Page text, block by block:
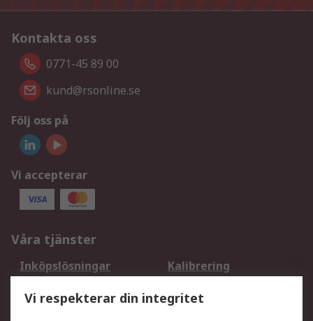
Kontakta oss
0771-45 89 00
kund@rsonline.se
Följ oss på
Vi accepterar
Våra tjänster
Inköpslösningar
Kalibrering
DesignSpark
Teknisk Support
Vi respekterar din integritet